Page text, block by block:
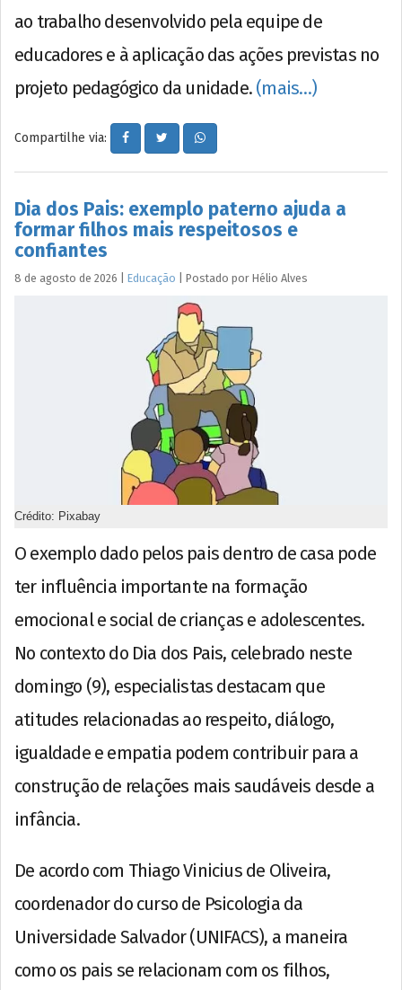
ao trabalho desenvolvido pela equipe de
educadores e à aplicação das ações previstas no
projeto pedagógico da unidade. (mais…)
Compartilhe via:
Dia dos Pais: exemplo paterno ajuda a
formar filhos mais respeitosos e
confiantes
8 de agosto de 2026 Educação Postado por Hélio Alves
Crédito: Pixabay
O exemplo dado pelos pais dentro de casa pode
ter influência importante na formação
emocional e social de crianças e adolescentes.
No contexto do Dia dos Pais, celebrado neste
domingo (9), especialistas destacam que
atitudes relacionadas ao respeito, diálogo,
igualdade e empatia podem contribuir para a
construção de relações mais saudáveis desde a
infância.
De acordo com Thiago Vinicius de Oliveira,
coordenador do curso de Psicologia da
Universidade Salvador (UNIFACS), a maneira
como os pais se relacionam com os filhos,